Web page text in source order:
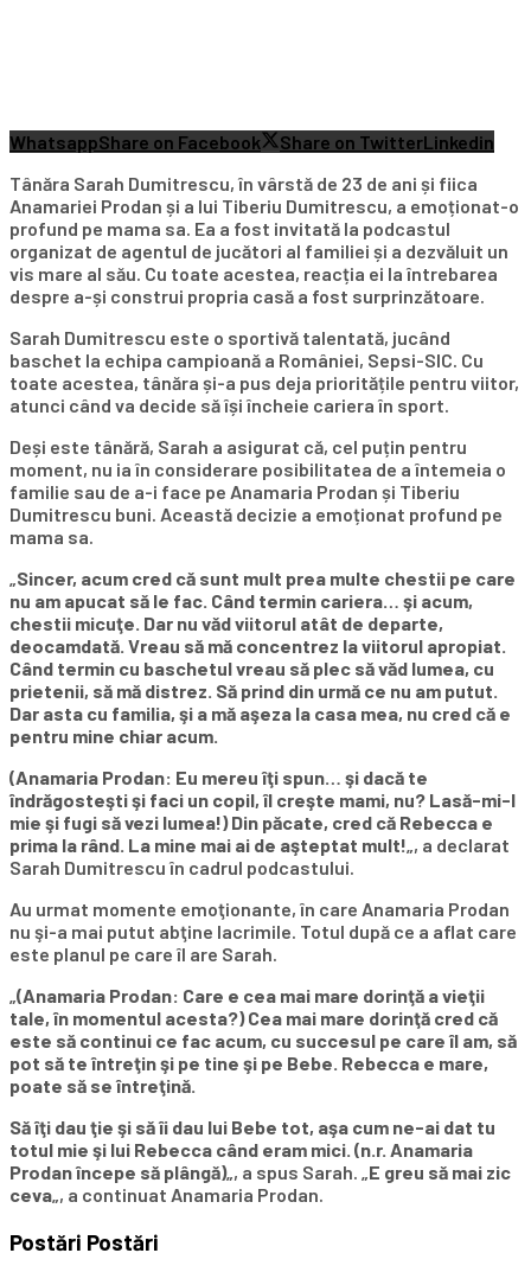
WhatsappShare on Facebook Share on TwitterLinkedin
Tânăra Sarah Dumitrescu, în vârstă de 23 de ani și fiica
Anamariei Prodan și a lui Tiberiu Dumitrescu, a emoționat-o
profund pe mama sa. Ea a fost invitată la podcastul
organizat de agentul de jucători al familiei și a dezvăluit un
vis mare al său. Cu toate acestea, reacția ei la întrebarea
despre a-și construi propria casă a fost surprinzătoare.
Sarah Dumitrescu este o sportivă talentată, jucând
baschet la echipa campioană a României, Sepsi-SIC. Cu
toate acestea, tânăra și-a pus deja prioritățile pentru viitor,
atunci când va decide să își încheie cariera în sport.
Deși este tânără, Sarah a asigurat că, cel puțin pentru
moment, nu ia în considerare posibilitatea de a întemeia o
familie sau de a-i face pe Anamaria Prodan și Tiberiu
Dumitrescu buni. Această decizie a emoționat profund pe
mama sa.
„Sincer, acum cred că sunt mult prea multe chestii pe care
nu am apucat să le fac. Când termin cariera… şi acum,
chestii micuţe. Dar nu văd viitorul atât de departe,
deocamdată. Vreau să mă concentrez la viitorul apropiat.
Când termin cu baschetul vreau să plec să văd lumea, cu
prietenii, să mă distrez. Să prind din urmă ce nu am putut.
Dar asta cu familia, şi a mă aşeza la casa mea, nu cred că e
pentru mine chiar acum.
(Anamaria Prodan: Eu mereu îţi spun… şi dacă te
îndrăgosteşti şi faci un copil, îl creşte mami, nu? Lasă-mi-l
mie şi fugi să vezi lumea!) Din păcate, cred că Rebecca e
prima la rând. La mine mai ai de aşteptat mult!„, a declarat
Sarah Dumitrescu în cadrul podcastului.
Au urmat momente emoţionante, în care Anamaria Prodan
nu şi-a mai putut abţine lacrimile. Totul după ce a aflat care
este planul pe care îl are Sarah.
„(Anamaria Prodan: Care e cea mai mare dorinţă a vieţii
tale, în momentul acesta?) Cea mai mare dorinţă cred că
este să continui ce fac acum, cu succesul pe care îl am, să
pot să te întreţin şi pe tine şi pe Bebe. Rebecca e mare,
poate să se întreţină.
Să îţi dau ţie şi să îi dau lui Bebe tot, aşa cum ne-ai dat tu
totul mie şi lui Rebecca când eram mici. (n.r. Anamaria
Prodan începe să plângă)„, a spus Sarah. „E greu să mai zic
ceva„, a continuat Anamaria Prodan.
Postări Postări